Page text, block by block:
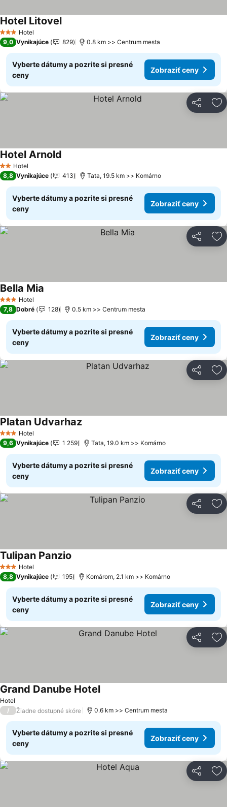
3 Počet hviezdičiek
Hotel
Hotel LitovelZobraziť ceny
9,0 Vynikajúce 829 0.8 km >> Centrum mesta
Vyberte dátumy a pozrite si presné
ceny
Zobraziť ceny
Zdieľať
2 Počet hviezdičiek
Hotel
Hotel Arnold
8,8 Vynikajúce 413 Tata, 19.5 km >> Komárno
Vyberte dátumy a pozrite si presné
ceny
Zobraziť ceny
Zdieľať
3 Počet hviezdičiek
Hotel
Bella Mia
7,8 Dobré 128 0.5 km >> Centrum mesta
Vyberte dátumy a pozrite si presné
ceny
Zobraziť ceny
Zdieľať
3 Počet hviezdičiek
Hotel
Platan UdvarhazZobraziť ceny
9,6 Vynikajúce 1 259 Tata, 19.0 km >> Komárno
Vyberte dátumy a pozrite si presné
ceny
Zobraziť ceny
Zdieľať
3 Počet hviezdičiek
Hotel
Tulipan Panzio
8,8 Vynikajúce 195 Komárom, 2.1 km >> Komárno
Vyberte dátumy a pozrite si presné
ceny
Zobraziť ceny
Zdieľať
Hotel
Grand Danube HotelZobraziť ceny
/ Žiadne dostupné skóre 0.6 km >> Centrum mesta
Vyberte dátumy a pozrite si presné
ceny
Zobraziť ceny
Zdieľať